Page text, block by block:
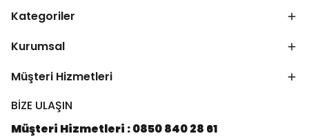
Kategoriler
Kurumsal
Müşteri Hizmetleri
BİZE ULAŞIN
Müşteri Hizmetleri : 0850 840 28 61